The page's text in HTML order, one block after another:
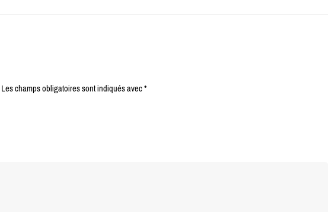
Les champs obligatoires sont indiqués avec*